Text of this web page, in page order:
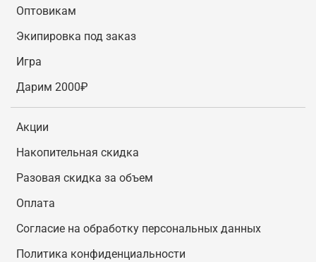
Оптовикам
Экипировка под заказ
Игра
Дарим 2000₽
Акции
Накопительная скидка
Разовая скидка за объем
Оплата
Согласие на обработку персональных данных
Политика конфиденциальности